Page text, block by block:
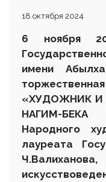
18 октября 2024
6 ноября
имени
«ХУДОЖНИК И
НАГИМ-
Народного
лауреата